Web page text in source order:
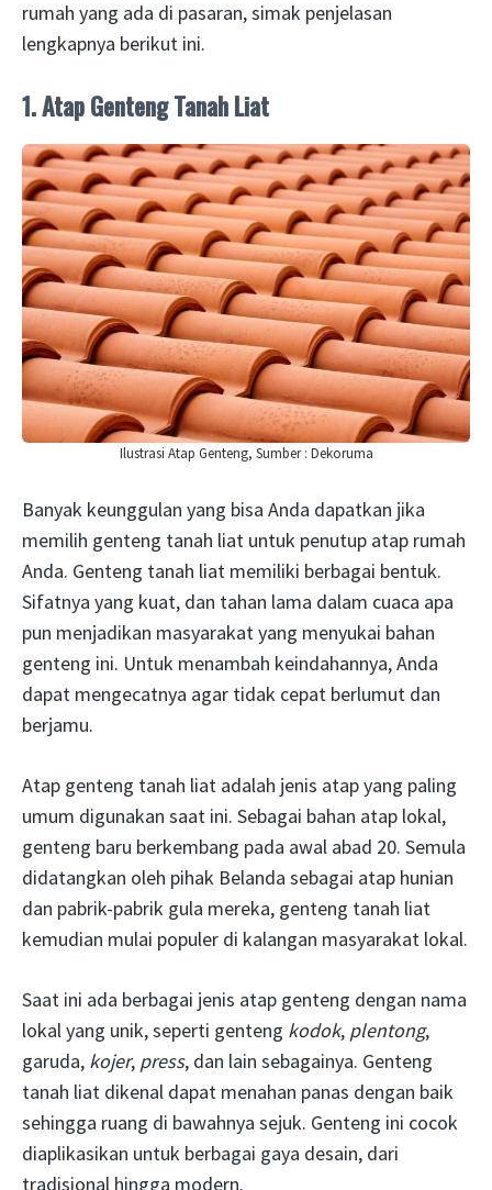
rumah yang ada di pasaran, simak penjelasan
lengkapnya berikut ini.
1. Atap Genteng Tanah Liat
Ilustrasi Atap Genteng, Sumber : Dekoruma
Banyak keunggulan yang bisa Anda dapatkan jika
memilih genteng tanah liat untuk penutup atap rumah
Anda. Genteng tanah liat memiliki berbagai bentuk.
Sifatnya yang kuat, dan tahan lama dalam cuaca apa
pun menjadikan masyarakat yang menyukai bahan
genteng ini. Untuk menambah keindahannya, Anda
dapat mengecatnya agar tidak cepat berlumut dan
berjamu.
Atap genteng tanah liat adalah jenis atap yang paling
umum digunakan saat ini. Sebagai bahan atap lokal,
genteng baru berkembang pada awal abad 20. Semula
didatangkan oleh pihak Belanda sebagai atap hunian
dan pabrik-pabrik gula mereka, genteng tanah liat
kemudian mulai populer di kalangan masyarakat lokal.
Saat ini ada berbagai jenis atap genteng dengan nama
lokal yang unik, seperti genteng kodok, plentong,
garuda, kojer, press, dan lain sebagainya. Genteng
tanah liat dikenal dapat menahan panas dengan baik
sehingga ruang di bawahnya sejuk. Genteng ini cocok
diaplikasikan untuk berbagai gaya desain, dari
tradisional hingga modern.